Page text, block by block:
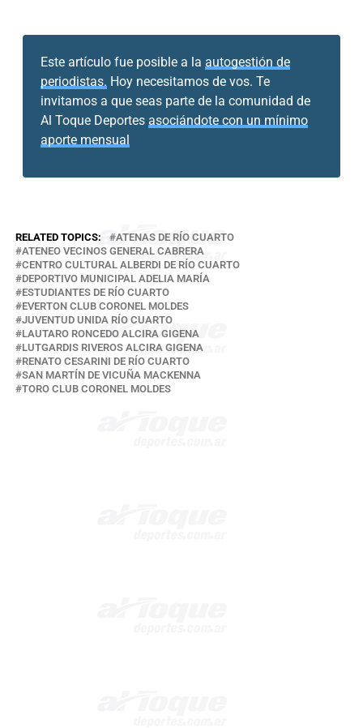
Este artículo fue posible a la autogestión de
periodistas. Hoy necesitamos de vos. Te
invitamos a que seas parte de la comunidad de
Al Toque Deportes asociándote con un mínimo
aporte mensual
RELATED TOPICS:
ATENAS DE RÍO CUARTO
ATENEO VECINOS GENERAL CABRERA
CENTRO CULTURAL ALBERDI DE RÍO CUARTO
DEPORTIVO MUNICIPAL ADELIA MARÍA
ESTUDIANTES DE RÍO CUARTO
EVERTON CLUB CORONEL MOLDES
JUVENTUD UNIDA RÍO CUARTO
LAUTARO RONCEDO ALCIRA GIGENA
LUTGARDIS RIVEROS ALCIRA GIGENA
RENATO CESARINI DE RÍO CUARTO
SAN MARTÍN DE VICUÑA MACKENNA
TORO CLUB CORONEL MOLDES